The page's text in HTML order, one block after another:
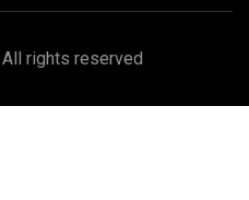
rights reserved